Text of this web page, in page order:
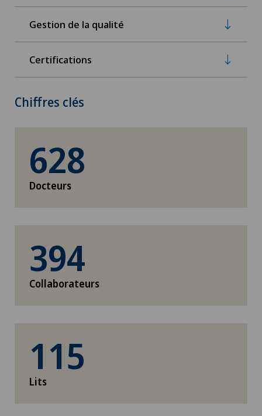
Gestion de la qualité
Certifications
Chiffres clés
628
Docteurs
394
Collaborateurs
115
Lits